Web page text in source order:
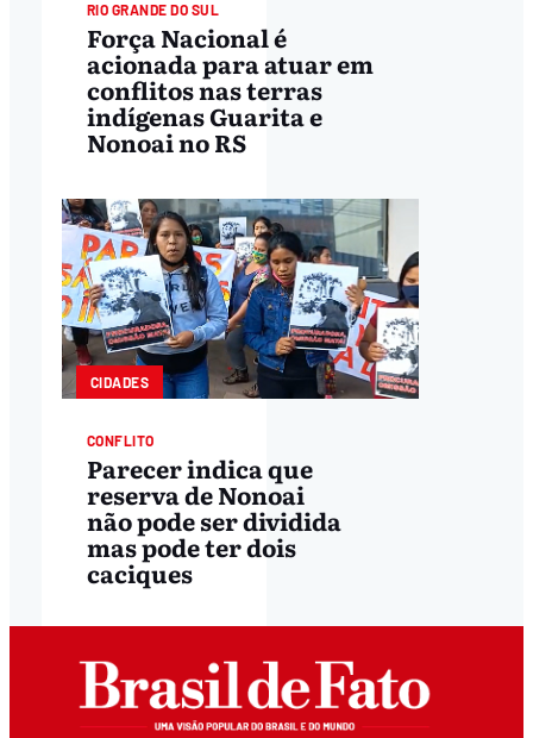
RIO GRANDE DO SUL
Força Nacional é
acionada para atuar em
conflitos nas terras
indígenas Guarita e
Nonoai no RS
CIDADES
CONFLITO
Parecer indica que
reserva de Nonoai
não pode ser dividida
mas pode ter dois
caciques